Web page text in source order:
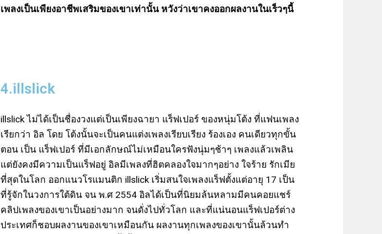
เพลงเป็นเพียงอาชีพเสริมของเขาเท่านั้น หวังว่าเขาคงออกผลงานในเร็วๆนี้
4.illslick
illslick ไม่ได้เป็นชื่องวงแต่เป็นเพียงฉายา แร็ฟเปอร์ ของหนุ่มโต้ง ที่แฟนเพลง
เรียกว่า อิล โดย โต้งนั้นจะเป็นคนแต่งเพลงเรียบเรียง ร้องเอง คนเดียวทุกขั้น
ตอน เป็น แร็ฟเปอร์ ที่มีเอกลักษณ์ไม่เหมือนใครฟังนุ่มๆช้าๆ เพลงแล้วเพลิน
แต่ยังคงมีความเป็นแร็ฟอยู่ อิลมีเพลงที่ฮิตคลองใจมากๆอย่าง ใจร้าย รักเมีย
ที่สุดในโลก ออกแนวโรแมนติก illslick เริ่มสนใจเพลงแร็ฟตั้งแต่อายุ 17 เป็น
ที่รู้จักในวงการใต้ดิน จน พ.ศ 2554 อิลได้เป็นที่นิยมล้นหลามมีคนคอยแชร์
คลิปเพลงของเขาเป็นอย่างมาก จนดั่งไปทั่วโลก และที่แน่นอนแร็ฟเปอร์ต่าง
ประเทศก็ชอบผลงานของเขาเหมือนกัน ผลงานทุกเพลงของเขานั้นล้วนทำ